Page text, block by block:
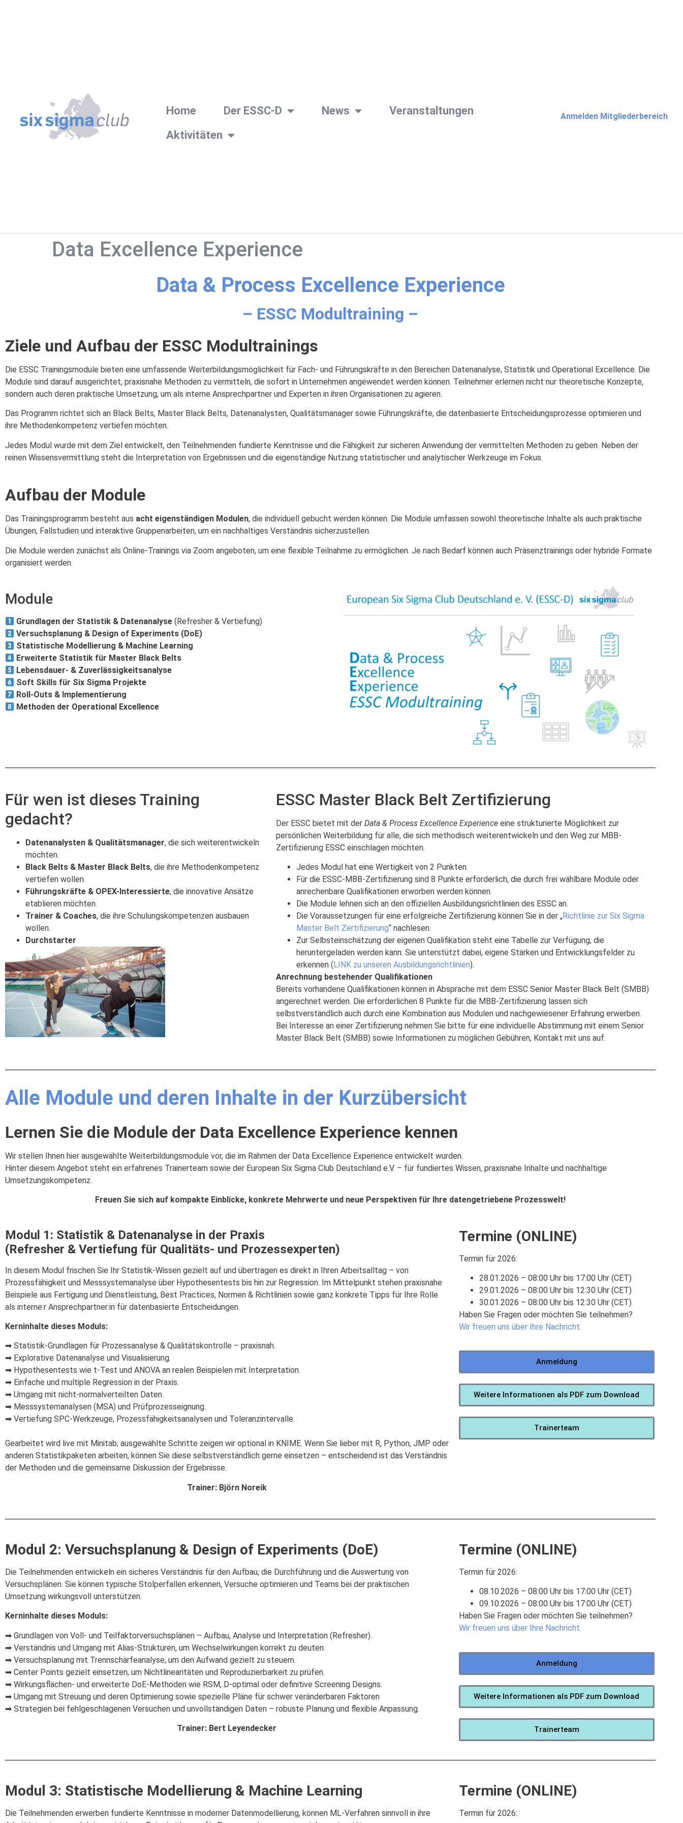
Home Der ESSC-D News
Veranstaltungen
Aktivitäten
Anmelden Mitgliederbereich
Data Excellence Experience
Data & Process Excellence Experience
– ESSC Modultraining –
Ziele und Aufbau der ESSC Modultrainings
Die ESSC Trainingsmodule bieten eine umfassende Weiterbildungsmöglichkeit für Fach- und Führungskräfte in den Bereichen Datenanalyse, Statistik und Operational Excellence. Die
Module sind darauf ausgerichtet, praxisnahe Methoden zu vermitteln, die sofort in Unternehmen angewendet werden können. Teilnehmer erlernen nicht nur theoretische Konzepte,
sondern auch deren praktische Umsetzung, um als interne Ansprechpartner und Experten in ihren Organisationen zu agieren.
Das Programm richtet sich an Black Belts, Master Black Belts, Datenanalysten, Qualitätsmanager sowie Führungskräfte, die datenbasierte Entscheidungsprozesse optimieren und
ihre Methodenkompetenz vertiefen möchten.
Jedes Modul wurde mit dem Ziel entwickelt, den Teilnehmenden fundierte Kenntnisse und die Fähigkeit zur sicheren Anwendung der vermittelten Methoden zu geben. Neben der
reinen Wissensvermittlung steht die Interpretation von Ergebnissen und die eigenständige Nutzung statistischer und analytischer Werkzeuge im Fokus.
Aufbau der Module
Das Trainingsprogramm besteht aus acht eigenständigen Modulen, die individuell gebucht werden können. Die Module umfassen sowohl theoretische Inhalte als auch praktische
Übungen, Fallstudien und interaktive Gruppenarbeiten, um ein nachhaltiges Verständnis sicherzustellen.
Die Module werden zunächst als Online-Trainings via Zoom angeboten, um eine flexible Teilnahme zu ermöglichen. Je nach Bedarf können auch Präsenztrainings oder hybride Formate
organisiert werden.
Module
Grundlagen der Statistik & Datenanalyse (Refresher & Vertiefung)
Versuchsplanung & Design of Experiments (DoE)
Statistische Modellierung & Machine Learning
Erweiterte Statistik für Master Black Belts
Lebensdauer- & Zuverlässigkeitsanalyse
Soft Skills für Six Sigma Projekte
Roll-Outs & Implementierung
Methoden der Operational Excellence
Für wen ist dieses Training
gedacht?
Datenanalysten & Qualitätsmanager, die sich weiterentwickeln
möchten.
Black Belts & Master Black Belts, die ihre Methodenkompetenz
vertiefen wollen.
Führungskräfte & OPEX-Interessierte, die innovative Ansätze
etablieren möchten.
Trainer & Coaches, die ihre Schulungskompetenzen ausbauen
wollen.
Durchstarter
ESSC Master Black Belt Zertifizierung
Der ESSC bietet mit der Data & Process Excellence Experience eine strukturierte Möglichkeit zur
persönlichen Weiterbildung für alle, die sich methodisch weiterentwickeln und den Weg zur MBB-
Zertifizierung ESSC einschlagen möchten.
Jedes Modul hat eine Wertigkeit von 2 Punkten.
Für die ESSC-MBB-Zertifizierung sind 8 Punkte erforderlich, die durch frei wählbare Module oder
anrechenbare Qualifikationen erworben werden können.
Die Module lehnen sich an den offiziellen Ausbildungsrichtlinien des ESSC an.
Die Voraussetzungen für eine erfolgreiche Zertifizierung können Sie in der „Richtlinie zur Six Sigma
Master Belt Zertifizierung“ nachlesen.
Zur Selbsteinschätzung der eigenen Qualifikation steht eine Tabelle zur Verfügung, die
heruntergeladen werden kann. Sie unterstützt dabei, eigene Stärken und Entwicklungsfelder zu
erkennen ( LINK zu unseren Ausbildungsrichtlinien).
Anrechnung bestehender Qualifikationen
Bereits vorhandene Qualifikationen können in Absprache mit dem ESSC Senior Master Black Belt (SMBB)
angerechnet werden. Die erforderlichen 8 Punkte für die MBB-Zertifizierung lassen sich
selbstverständlich auch durch eine Kombination aus Modulen und nachgewiesener Erfahrung erwerben.
Bei Interesse an einer Zertifizierung nehmen Sie bitte für eine individuelle Abstimmung mit einem Senior
Master Black Belt (SMBB) sowie Informationen zu möglichen Gebühren, Kontakt mit uns auf.
Alle Module und deren Inhalte in der Kurzübersicht
Lernen Sie die Module der Data Excellence Experience kennen
Wir stellen Ihnen hier ausgewählte Weiterbildungsmodule vor, die im Rahmen der Data Excellence Experience entwickelt wurden.
Hinter diesem Angebot steht ein erfahrenes Trainerteam sowie der European Six Sigma Club Deutschland e.V. – für fundiertes Wissen, praxisnahe Inhalte und nachhaltige
Umsetzungskompetenz.
Freuen Sie sich auf kompakte Einblicke, konkrete Mehrwerte und neue Perspektiven für Ihre datengetriebene Prozesswelt!
Modul 1: Statistik & Datenanalyse in der Praxis
(Refresher & Vertiefung für Qualitäts- und Prozessexperten)
In diesem Modul frischen Sie Ihr Statistik-Wissen gezielt auf und übertragen es direkt in Ihren Arbeitsalltag – von
Prozessfähigkeit und Messsystemanalyse über Hypothesentests bis hin zur Regression. Im Mittelpunkt stehen praxisnahe
Beispiele aus Fertigung und Dienstleistung, Best Practices, Normen & Richtlinien sowie ganz konkrete Tipps für Ihre Rolle
als interne:r Ansprechpartner:in für datenbasierte Entscheidungen.
Kerninhalte dieses Moduls:
➡ Statistik-Grundlagen für Prozessanalyse & Qualitätskontrolle – praxisnah.
➡ Explorative Datenanalyse und Visualisierung.
➡ Hypothesentests wie t-Test und ANOVA an realen Beispielen mit Interpretation.
➡ Einfache und multiple Regression in der Praxis.
➡ Umgang mit nicht-normalverteilten Daten.
➡ Messsystemanalysen (MSA) und Prüfprozesseignung.
➡ Vertiefung SPC-Werkzeuge, Prozessfähigkeitsanalysen und Toleranzintervalle.
Gearbeitet wird live mit Minitab; ausgewählte Schritte zeigen wir optional in KNIME. Wenn Sie lieber mit R, Python, JMP oder
anderen Statistikpaketen arbeiten, können Sie diese selbstverständlich gerne einsetzen – entscheidend ist das Verständnis
der Methoden und die gemeinsame Diskussion der Ergebnisse.
Trainer: Björn Noreik
Termine (ONLINE)
Termin für 2026:
28.01.2026 – 08:00 Uhr bis 17:00 Uhr (CET)
29.01.2026 – 08:00 Uhr bis 12:30 Uhr (CET)
30.01.2026 – 08:00 Uhr bis 12:30 Uhr (CET)
Haben Sie Fragen oder möchten Sie teilnehmen?
Wir freuen uns über Ihre Nachricht.
Anmeldung
Weitere Informationen als PDF zum Download
Trainerteam
Modul 2: Versuchsplanung & Design of Experiments (DoE)
Die Teilnehmenden entwickeln ein sicheres Verständnis für den Aufbau, die Durchführung und die Auswertung von
Versuchsplänen. Sie können typische Stolperfallen erkennen, Versuche optimieren und Teams bei der praktischen
Umsetzung wirkungsvoll unterstützen.
Kerninhalte dieses Moduls:
➡ Grundlagen von Voll- und Teilfaktorversuchsplänen – Aufbau, Analyse und Interpretation (Refresher).
➡ Verständnis und Umgang mit Alias-Strukturen, um Wechselwirkungen korrekt zu deuten.
➡ Versuchsplanung mit Trennschärfeanalyse, um den Aufwand gezielt zu steuern.
➡ Center Points gezielt einsetzen, um Nichtlinearitäten und Reproduzierbarkeit zu prüfen.
➡ Wirkungsflächen- und erweiterte DoE-Methoden wie RSM, D-optimal oder definitive Screening Designs.
➡ Umgang mit Streuung und deren Optimierung sowie spezielle Pläne für schwer veränderbaren Faktoren
➡ Strategien bei fehlgeschlagenen Versuchen und unvollständigen Daten – robuste Planung und flexible Anpassung.
Trainer: Bert Leyendecker
Termine (ONLINE)
Termin für 2026:
08.10.2026 – 08:00 Uhr bis 17:00 Uhr (CET)
09.10.2026 – 08:00 Uhr bis 17:00 Uhr (CET)
Haben Sie Fragen oder möchten Sie teilnehmen?
Wir freuen uns über Ihre Nachricht.
Anmeldung
Weitere Informationen als PDF zum Download
Trainerteam
Modul 3: Statistische Modellierung & Machine Learning
Die Teilnehmenden erwerben fundierte Kenntnisse in moderner Datenmodellierung, können ML-Verfahren sinnvoll in ihre
Termine (ONLINE)
Termin für 2026: